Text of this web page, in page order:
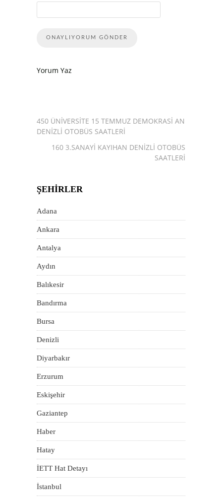
Yorum Yaz
450 ÜNIVERSITE 15 TEMMUZ DEMOKRASI ANITI
DENIZLI OTOBÜS SAATLERI
160 3.SANAYI KAYIHAN DENIZLI OTOBÜS
SAATLERI
ŞEHIRLER
Adana
Ankara
Antalya
Aydın
Balıkesir
Bandırma
Bursa
Denizli
Diyarbakır
Erzurum
Eskişehir
Gaziantep
Haber
Hatay
İETT Hat Detayı
İstanbul